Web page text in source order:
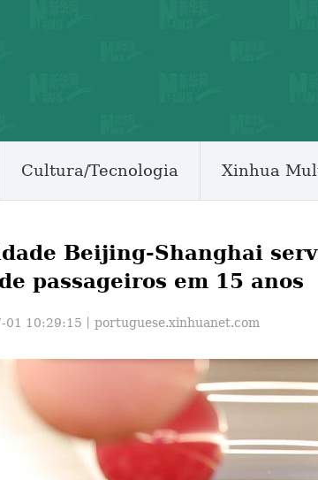
Cultura/Tecnologia Xinhua
Beijing-Shanghai
passageiros em 15 anos
01 10:29:15丨 portuguese.xinhuanet.com